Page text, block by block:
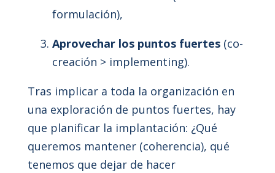
formulación),
Aprovechar los puntos fuertes (co-
creación > implementing).
Tras implicar a toda la organización en
una exploración de puntos fuertes, hay
que planificar la implantación: ¿Qué
queremos mantener (coherencia), qué
tenemos que dejar de hacer